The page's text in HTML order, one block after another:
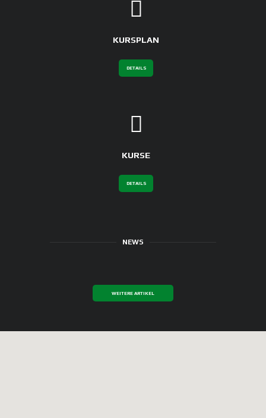
KURSPLAN
DETAILS
KURSE
DETAILS
NEWS
WEITERE ARTIKEL